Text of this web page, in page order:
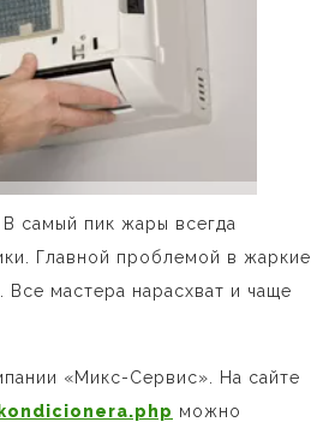
самый пик жары всегда
Главной проблемой в жаркие
Все мастера нарасхват и чаще
«Микс-Сервис». На сайте
можно